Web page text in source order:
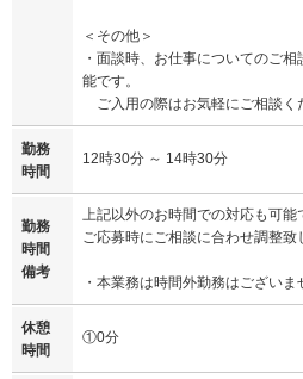
＜その他＞
・面談時、お仕事についてのご
能です。
ご入用の際はお気軽にご相談く
勤務
時間
12時30分 ～ 14時30分
勤務
時間
備考
上記以外のお時間での対応も可能
ご応募時にご相談に合わせ調整致
・本業務は時間外勤務はございま
休憩
時間
①0分